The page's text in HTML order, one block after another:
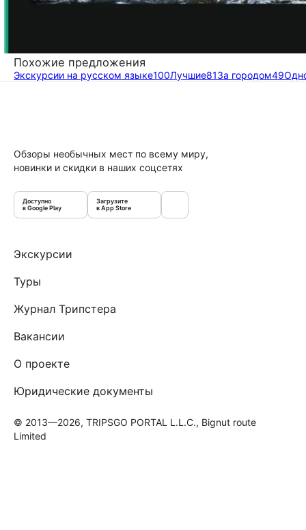
Похожие предложения
Экскурсии на русском языке100Лучшие81За городом49
Обзоры необычных мест по всему миру,
новинки и скидки в наших соцсетях
Доступно
в Google Play
Загрузите
в App Store
Экскурсии
Туры
Журнал Трипстера
Вакансии
О проекте
Юридические документы
© 2013—2026, TRIPSGO PORTAL L.L.C., Bignut route
Limited